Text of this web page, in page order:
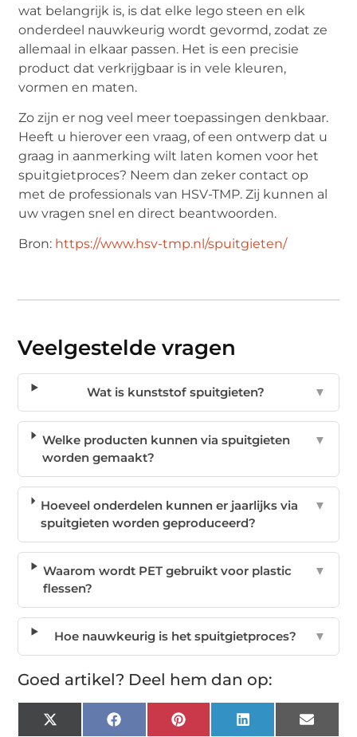
wat belangrijk is, is dat elke lego steen en elk
onderdeel nauwkeurig wordt gevormd, zodat ze
allemaal in elkaar passen. Het is een precisie
product dat verkrijgbaar is in vele kleuren,
vormen en maten.
Zo zijn er nog veel meer toepassingen denkbaar.
Heeft u hierover een vraag, of een ontwerp dat u
graag in aanmerking wilt laten komen voor het
spuitgietproces? Neem dan zeker contact op
met de professionals van HSV-TMP. Zij kunnen al
uw vragen snel en direct beantwoorden.
Bron: https://www.hsv-tmp.nl/spuitgieten/
Veelgestelde vragen
Wat is kunststof spuitgieten? ▼
Welke producten kunnen via spuitgieten
worden gemaakt?
▼
Hoeveel onderdelen kunnen er jaarlijks via
spuitgieten worden geproduceerd?
▼
Waarom wordt PET gebruikt voor plastic
flessen?
▼
Hoe nauwkeurig is het spuitgietproces? ▼
Goed artikel? Deel hem dan op:
X Facebook Pinterest LinkedIn Email